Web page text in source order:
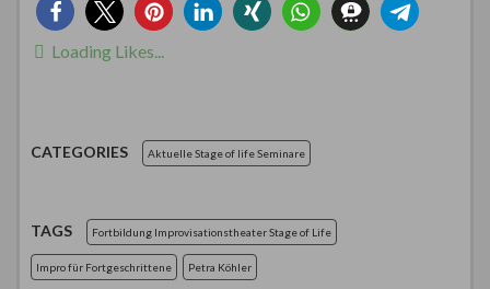
Loading Likes...
CATEGORIES Aktuelle Stage of life Seminare
TAGS Fortbildung Improvisationstheater Stage of Life
Impro für Fortgeschrittene Petra Köhler